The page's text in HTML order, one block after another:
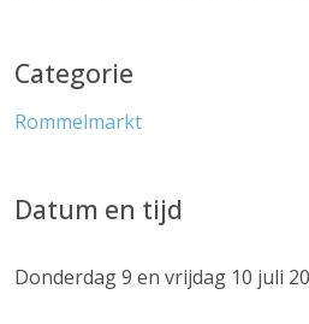
Categorie
Rommelmarkt
Datum en tijd
Donderdag 9 en vrijdag 10 juli